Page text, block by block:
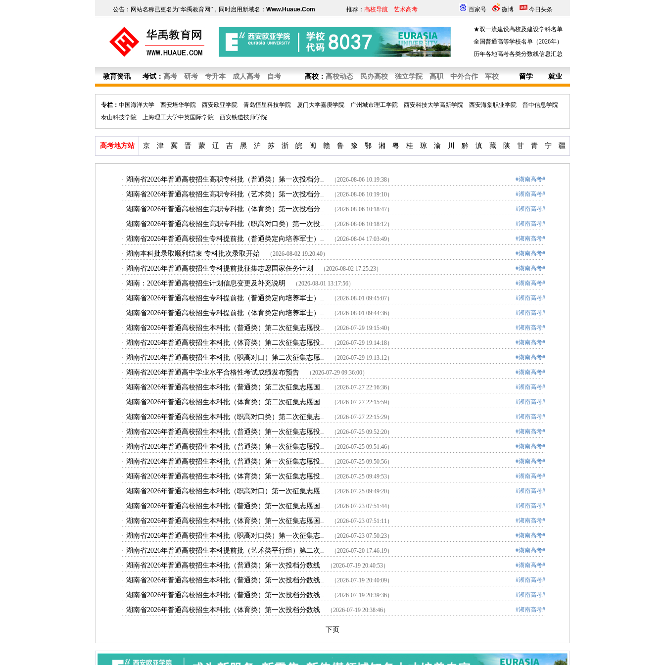
公告：网站名称已更名为“华禹教育网”，同时启用新域名： Www.Huaue.Com 推荐： 高校导航 艺术高考 百家号 微博 今日头条
★双一流建设高校及建设学科名单
全国普通高等学校名单（2026年）
历年各地高考各类分数线信息汇总
教育资讯 考试： 高考 研考 专升本 成人高考 自考 高校： 高校动态 民办高校 独立学院 高职 中外合作 军校 留学 就业
专栏： 中国海洋大学 西安培华学院 西安欧亚学院 青岛恒星科技学院 厦门大学嘉庚学院 广州城市理工学院 西安科技大学高新学院 西安海棠职业学院
晋中信息学院
泰山科技学院
上海理工大学中英国际学院 西安铁道技师学院
高考地方站 京 津 冀 晋 蒙 辽 吉 黑 沪 苏 浙 皖 闽 赣 鲁 豫 鄂 湘 粤 桂 琼 渝 川 黔 滇 藏 陕 甘 青 宁 疆
· 湖南省2026年普通高校招生高职专科批（普通类）第一次投档分.. （2026-08-06 10:19:38） #湖南高考#
· 湖南省2026年普通高校招生高职专科批（艺术类）第一次投档分.. （2026-08-06 10:19:10） #湖南高考#
· 湖南省2026年普通高校招生高职专科批（体育类）第一次投档分.. （2026-08-06 10:18:47） #湖南高考#
· 湖南省2026年普通高校招生高职专科批（职高对口类）第一次投.. （2026-08-06 10:18:12） #湖南高考#
· 湖南省2026年普通高校招生专科提前批（普通类定向培养军士）.. （2026-08-04 17:03:49） #湖南高考#
· 湖南本科批录取顺利结束 专科批次录取开始 （2026-08-02 19:20:40） #湖南高考#
· 湖南省2026年普通高校招生专科提前批征集志愿国家任务计划 （2026-08-02 17:25:23） #湖南高考#
· 湖南：2026年普通高校招生计划信息变更及补充说明 （2026-08-01 13:17:56） #湖南高考#
· 湖南省2026年普通高校招生专科提前批（普通类定向培养军士）.. （2026-08-01 09:45:07） #湖南高考#
· 湖南省2026年普通高校招生专科提前批（体育类定向培养军士）.. （2026-08-01 09:44:36） #湖南高考#
· 湖南省2026年普通高校招生本科批（普通类）第二次征集志愿投.. （2026-07-29 19:15:40） #湖南高考#
· 湖南省2026年普通高校招生本科批（体育类）第二次征集志愿投.. （2026-07-29 19:14:18） #湖南高考#
· 湖南省2026年普通高校招生本科批（职高对口）第二次征集志愿.. （2026-07-29 19:13:12） #湖南高考#
· 湖南省2026年普通高中学业水平合格性考试成绩发布预告 （2026-07-29 09:36:00） #湖南高考#
· 湖南省2026年普通高校招生本科批（普通类）第二次征集志愿国.. （2026-07-27 22:16:36） #湖南高考#
· 湖南省2026年普通高校招生本科批（体育类）第二次征集志愿国.. （2026-07-27 22:15:59） #湖南高考#
· 湖南省2026年普通高校招生本科批（职高对口类）第二次征集志.. （2026-07-27 22:15:29） #湖南高考#
· 湖南省2026年普通高校招生本科批（普通类）第一次征集志愿投.. （2026-07-25 09:52:20） #湖南高考#
· 湖南省2026年普通高校招生本科批（普通类）第一次征集志愿投.. （2026-07-25 09:51:46） #湖南高考#
· 湖南省2026年普通高校招生本科批（普通类）第一次征集志愿投.. （2026-07-25 09:50:56） #湖南高考#
· 湖南省2026年普通高校招生本科批（体育类）第一次征集志愿投.. （2026-07-25 09:49:53） #湖南高考#
· 湖南省2026年普通高校招生本科批（职高对口）第一次征集志愿.. （2026-07-25 09:49:20） #湖南高考#
· 湖南省2026年普通高校招生本科批（普通类）第一次征集志愿国.. （2026-07-23 07:51:44） #湖南高考#
· 湖南省2026年普通高校招生本科批（体育类）第一次征集志愿国.. （2026-07-23 07:51:11） #湖南高考#
· 湖南省2026年普通高校招生本科批（职高对口类）第一次征集志.. （2026-07-23 07:50:23） #湖南高考#
· 湖南省2026年普通高校招生本科提前批（艺术类平行组）第二次.. （2026-07-20 17:46:19） #湖南高考#
· 湖南省2026年普通高校招生本科批（普通类）第一次投档分数线 （2026-07-19 20:40:53） #湖南高考#
· 湖南省2026年普通高校招生本科批（普通类）第一次投档分数线.. （2026-07-19 20:40:09） #湖南高考#
· 湖南省2026年普通高校招生本科批（普通类）第一次投档分数线.. （2026-07-19 20:39:36） #湖南高考#
· 湖南省2026年普通高校招生本科批（体育类）第一次投档分数线 （2026-07-19 20:38:46） #湖南高考#
下页